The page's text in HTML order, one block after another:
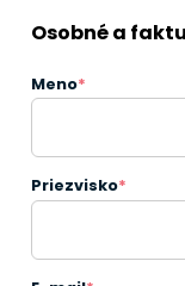
Osobné a
Meno*
Priezvisko*